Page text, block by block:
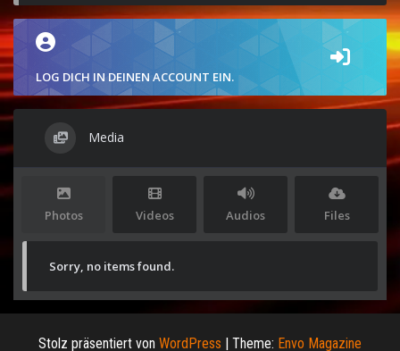
LOG DICH IN DEINEN ACCOUNT EIN.
Media
Photos Videos Audios Files
Sorry, no items found.
Stolz präsentiert von WordPress | Theme: Envo Magazine